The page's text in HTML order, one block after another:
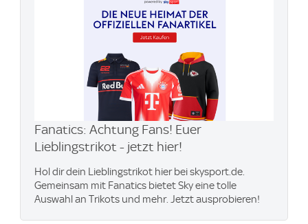
Fanatics: Achtung Fans! Euer
Lieblingstrikot - jetzt hier!
Hol dir dein Lieblingstrikot hier bei skysport.de.
Gemeinsam mit Fanatics bietet Sky eine tolle
Auswahl an Trikots und mehr. Jetzt ausprobieren!